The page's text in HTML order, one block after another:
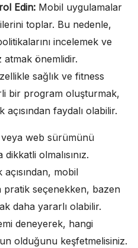
Edin: Mobil uygulamalar
toplar. Bu nedenle,
incelemek ve
önemlidir.
sağlık ve fitness
bir program oluşturmak,
faydalı olabilir.
veya web sürümünü
olmalısınız.
mobil
seçenekken, bazen
daha yararlı olabilir.
deneyerek, hangi
olduğunu keşfetmelisiniz.